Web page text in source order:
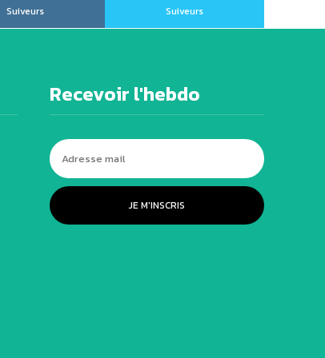
Suiveurs
Suiveurs
Recevoir l'hebdo
JE M'INSCRIS